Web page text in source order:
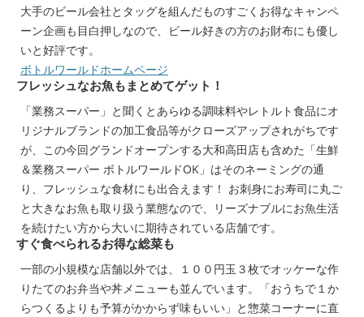
大手のビール会社とタッグを組んだものすごくお得なキャンペ
ーン企画も目白押しなので、ビール好きの方のお財布にも優し
いと好評です。
ボトルワールドホームページ
フレッシュなお魚もまとめてゲット！
「業務スーパー」と聞くとあらゆる調味料やレトルト食品にオ
リジナルブランドの加工食品等がクローズアップされがちです
が、この今回グランドオープンする大和高田店も含めた「生鮮
＆業務スーパー ボトルワールドOK」はそのネーミングの通
り、フレッシュな食材にも出合えます！ お刺身にお寿司に丸ご
と大きなお魚も取り扱う業態なので、リーズナブルにお魚生活
を続けたい方から大いに期待されている店舗です。
すぐ食べられるお得な総菜も
一部の小規模な店舗以外では、１００円玉３枚でオッケーな作
りたてのお弁当や丼メニューも並んでいます。「おうちで１か
らつくるよりも予算がかからず味もいい」と惣菜コーナーに直